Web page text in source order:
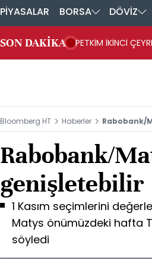
PİYASALAR BORSA DÖVİZ
SON DAKİKA PETKİM İKİNCİ
Bloomberg HT Haberler Rabobank/
Rabobank/
genişletebilir
1 Kasım seçimlerini
Matys önümüzdeki hafta
söyledi